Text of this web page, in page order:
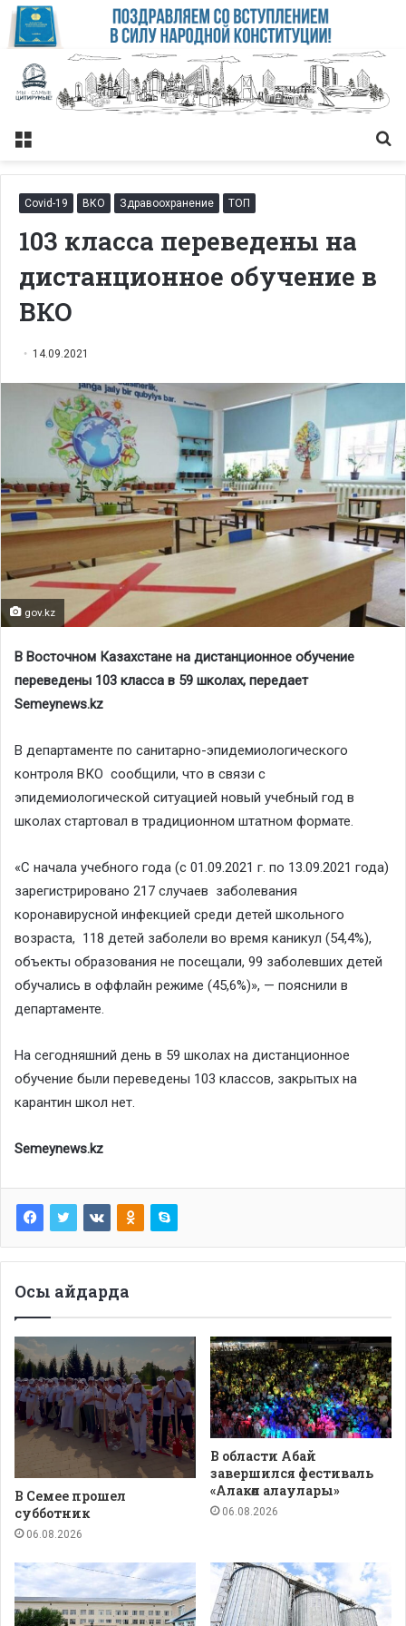
Меню
Covid-19 ВКО Здравоохранение ТОП
103 класса переведены на
дистанционное обучение в
ВКО
14.09.2021
gov.kz
В Восточном Казахстане на дистанционное обучение
переведены 103 класса в 59 школах, передает
Semeynews.kz
В департаменте по санитарно-эпидемиологического
контроля ВКО сообщили, что в связи с
эпидемиологической ситуацией новый учебный год в
школах стартовал в традиционном штатном формате.
«С начала учебного года (с 01.09.2021 г. по 13.09.2021 года)
зарегистрировано 217 случаев заболевания
коронавирусной инфекцией среди детей школьного
возраста, 118 детей заболели во время каникул (54,4%),
объекты образования не посещали, 99 заболевших детей
обучались в оффлайн режиме (45,6%)», — пояснили в
департаменте.
На сегодняшний день в 59 школах на дистанционное
обучение были переведены 103 классов, закрытых на
карантин школ нет.
Semeynews.kz
Осы айдарда
В Семее прошел
субботник
06.08.2026
В области Абай
завершился фестиваль
«Алакөл алаулары»
06.08.2026